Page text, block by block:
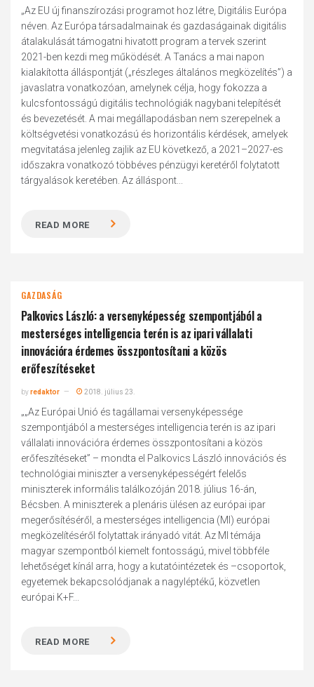
„Az EU új finanszírozási programot hoz létre, Digitális Európa
néven. Az Európa társadalmainak és gazdaságainak digitális
átalakulását támogatni hivatott program a tervek szerint
2021-ben kezdi meg működését. A Tanács a mai napon
kialakította álláspontját („részleges általános megközelítés”) a
javaslatra vonatkozóan, amelynek célja, hogy fokozza a
kulcsfontosságú digitális technológiák nagybani telepítését
és bevezetését. A mai megállapodásban nem szerepelnek a
költségvetési vonatkozású és horizontális kérdések, amelyek
megvitatása jelenleg zajlik az EU következő, a 2021–2027-es
időszakra vonatkozó többéves pénzügyi keretéről folytatott
tárgyalások keretében. Az álláspont...
READ MORE
GAZDASÁG
Palkovics László: a versenyképesség szempontjából a
mesterséges intelligencia terén is az ipari vállalati
innovációra érdemes összpontosítani a közös
erőfeszítéseket
byredaktor 2018. július 23.
„„Az Európai Unió és tagállamai versenyképessége
szempontjából a mesterséges intelligencia terén is az ipari
vállalati innovációra érdemes összpontosítani a közös
erőfeszítéseket” – mondta el Palkovics László innovációs és
technológiai miniszter a versenyképességért felelős
miniszterek informális találkozóján 2018. július 16-án,
Bécsben. A miniszterek a plenáris ülésen az európai ipar
megerősítéséről, a mesterséges intelligencia (MI) európai
megközelítéséről folytattak irányadó vitát. Az MI témája
magyar szempontból kiemelt fontosságú, mivel többféle
lehetőséget kínál arra, hogy a kutatóintézetek és –csoportok,
egyetemek bekapcsolódjanak a nagyléptékű, közvetlen
európai K+F...
READ MORE